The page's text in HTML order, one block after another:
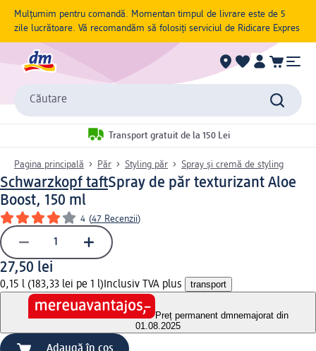
Mulțumim pentru comandă. Momentan timpul de livrare este de 5
zile lucrătoare. Vă recomandăm să folosiți serviciul de Ridicare Expres
Căutare
Transport gratuit de la 150 Lei
Pagina principală Păr Styling păr Spray și cremă de styling
Schwarzkopf taftSpray de păr texturizant Aloe
Boost, 150 ml
4 (47 Recenzii)
27,50 lei
0,15 l (183,33 lei pe 1 l) Inclusiv TVA plus transport
Preț permanent dmnemajorat din
01.08.2025